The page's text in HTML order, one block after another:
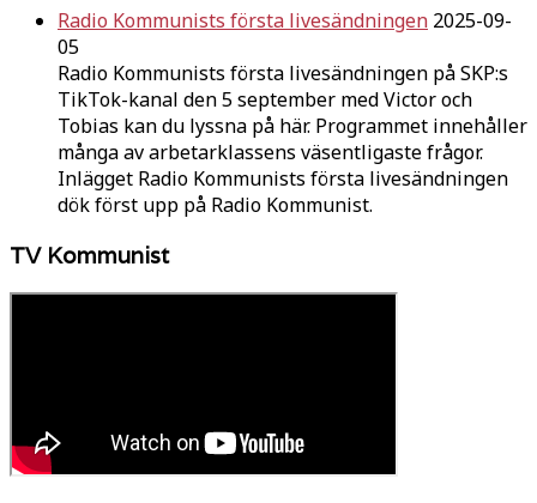
Radio Kommunists första livesändningen 2025-09-
05
Radio Kommunists första livesändningen på SKP:s
TikTok-kanal den 5 september med Victor och
Tobias kan du lyssna på här. Programmet innehåller
många av arbetarklassens väsentligaste frågor.
Inlägget Radio Kommunists första livesändningen
dök först upp på Radio Kommunist.
TV Kommunist